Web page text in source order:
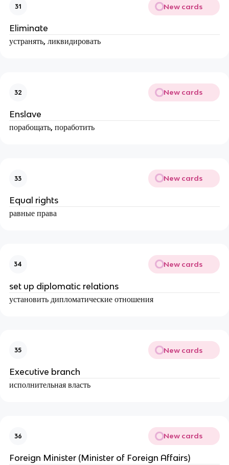
31 New cards
Eliminate
устранять, ликвидировать
32 New cards
Enslave
порабощать, поработить
33 New cards
Equal rights
равные права
34 New cards
set up diplomatic relations
установить дипломатические отношения
35 New cards
Executive branch
исполнительная власть
36 New cards
Foreign Minister (Minister of Foreign Affairs)